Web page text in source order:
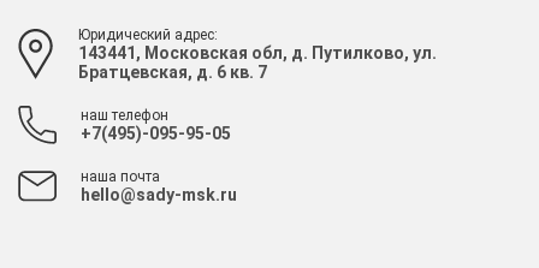
Юридический адрес:
143441, Московская обл, д. Путилково, ул.
Братцевская, д. 6 кв. 7
наш телефон
+7(495)-095-95-05
наша почта
hello@sady-msk.ru